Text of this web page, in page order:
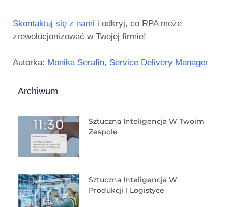
Skontaktuj się z nami i odkryj, co RPA może
zrewolucjonizować w Twojej firmie!
Autorka: Monika Serafin, Service Delivery Manager
Archiwum
Sztuczna Inteligencja W Twoim
Zespole
Sztuczna Inteligencja W
Produkcji I Logistyce